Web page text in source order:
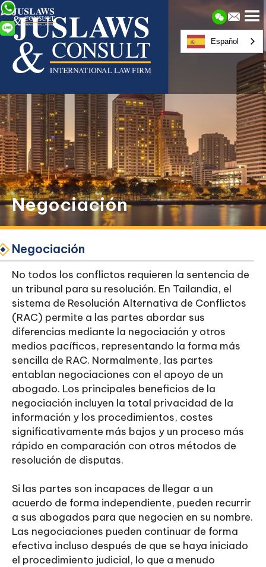
Negociación
Negociación
No todos los conflictos requieren la sentencia de
un tribunal para su resolución. En Tailandia, el
sistema de Resolución Alternativa de Conflictos
(RAC) permite a las partes abordar sus
diferencias mediante la negociación y otros
medios pacíficos, representando la forma más
sencilla de RAC. Normalmente, las partes
entablan negociaciones con el apoyo de un
abogado. Los principales beneficios de la
negociación incluyen la total privacidad de la
información y los procedimientos, costes
significativamente más bajos y un proceso más
rápido en comparación con otros métodos de
resolución de disputas.
Si las partes son incapaces de llegar a un
acuerdo de forma independiente, pueden recurrir
a sus abogados para que negocien en su nombre.
Las negociaciones pueden continuar de forma
efectiva incluso después de que se haya iniciado
el procedimiento judicial, lo que a menudo
Español